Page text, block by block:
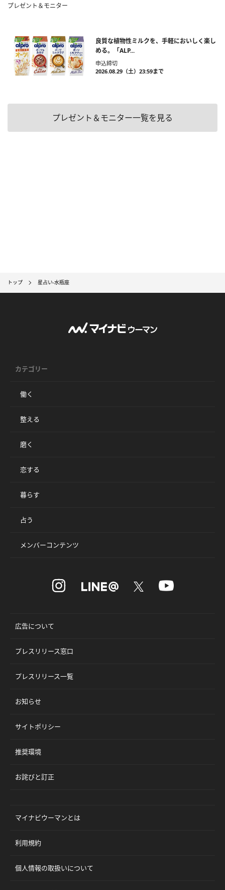
プレゼント＆モニター
良質な植物性ミルクを、手軽においしく楽し
める。「ALP...
申込締切
2026.08.29（土）23:59まで
プレゼント＆モニター一覧を見る
トップ 星占い-水瓶座
カテゴリー
働く
整える
磨く
恋する
暮らす
占う
メンバーコンテンツ
広告について
プレスリリース窓口
プレスリリース一覧
お知らせ
サイトポリシー
推奨環境
お詫びと訂正
マイナビウーマンとは
利用規約
個人情報の取扱いについて